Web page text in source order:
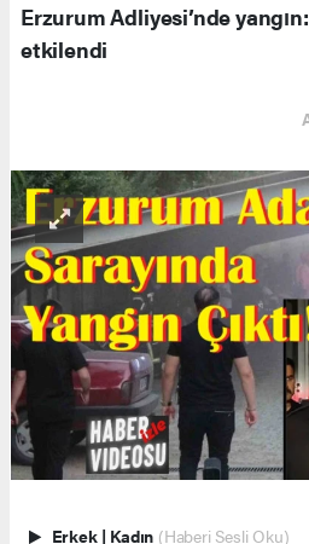
Erzurum Adliyesi’nde
etkilendi
Erkek | Kadın (Haberi Sesli Oku)